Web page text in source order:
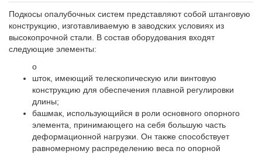
Подкосы опалубочных систем представляют собой штанговую
конструкцию, изготавливаемую в заводских условиях из
высокопрочной стали. В состав оборудования входят
следующие элементы:
о
шток, имеющий телескопическую или винтовую
конструкцию для обеспечения плавной регулировки
длины;
башмак, использующийся в роли основного опорного
элемента, принимающего на себя большую часть
деформационной нагрузки. Он также способствует
равномерному распределению веса по опорной